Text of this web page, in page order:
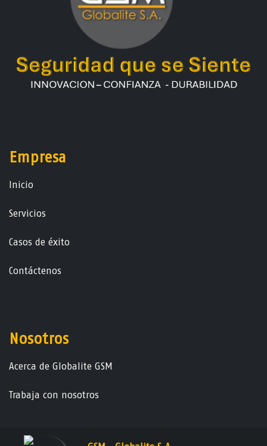
Empresa
Ini​ci​o
Servicios
Casos de éxito
Contáctenos
Nosotros
Acerca de Globalite GSM
Trabaja con nosotros